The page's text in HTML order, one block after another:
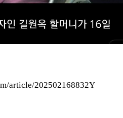
article/202502168832Y